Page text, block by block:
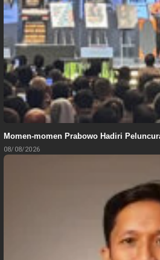
Momen-momen Prabowo Hadiri
08/08/2026